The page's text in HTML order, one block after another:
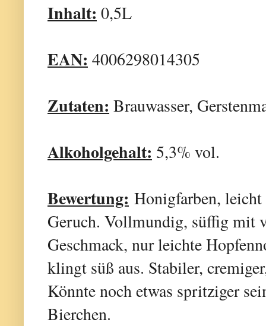
Inhalt: 0,5L
EAN: 4006298014305
Zutaten: Brauwasser,
Alkoholgehalt: 5,3% vol.
Bewertung: Honigfarben,
Geruch. Vollmundig, süffig mit
Geschmack, nur leichte
klingt süß aus. Stabiler,
Könnte noch etwas spritziger
Bierchen.